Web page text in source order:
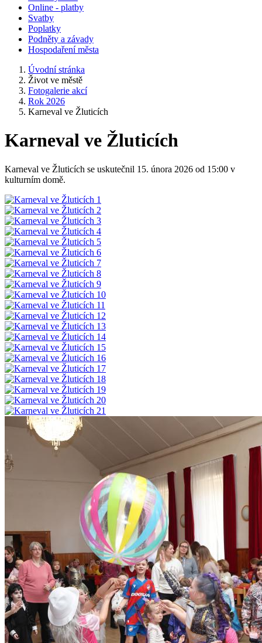
Online - platby
Svatby
Poplatky
Podněty a závady
Hospodaření města
Úvodní stránka
Život ve městě
Fotogalerie akcí
Rok 2026
Karneval ve Žluticích
Karneval ve Žluticích
Karneval ve Žluticích se uskutečnil 15. února 2026 od 15:00 v
kulturním domě.